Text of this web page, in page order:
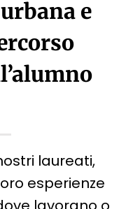
e
laureati,
esperienze